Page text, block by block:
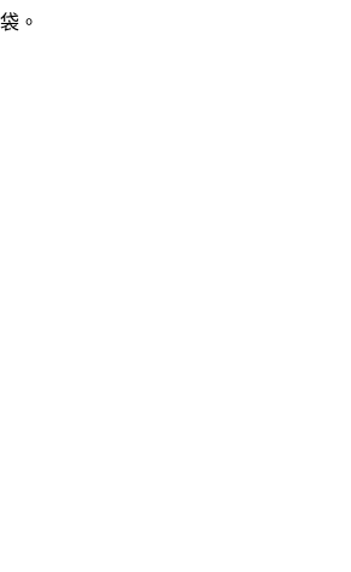
袋。